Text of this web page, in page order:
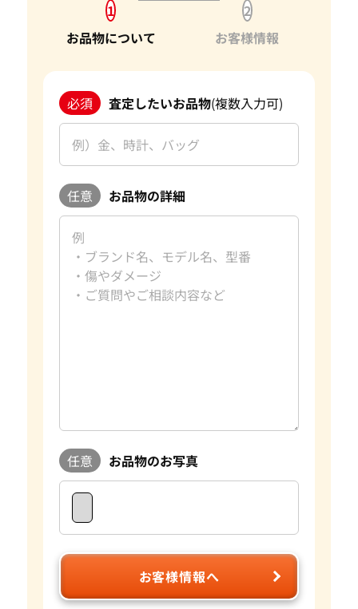
1
お品物について
2
お客様情報
必須 査定したいお品物(複数入力可)
任意 お品物の詳細
任意 お品物のお写真
お客様情報へ